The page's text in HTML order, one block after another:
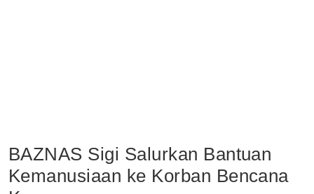
BAZNAS Sigi Salurkan Bantuan
Kemanusiaan ke Korban Bencana